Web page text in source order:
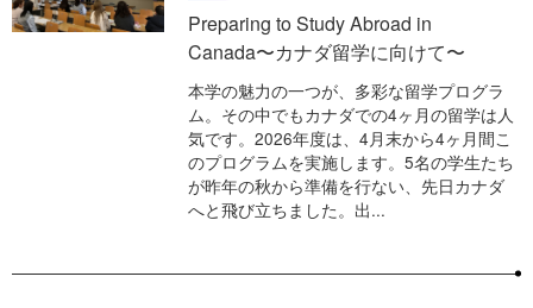
Preparing to Study Abroad in
Canada〜カナダ留学に向けて〜
本学の魅力の一つが、多彩な留学プログラ
ム。その中でもカナダでの4ヶ月の留学は人
気です。2026年度は、4月末から4ヶ月間こ
のプログラムを実施します。5名の学生たち
が昨年の秋から準備を行ない、先日カナダ
へと飛び立ちました。出...